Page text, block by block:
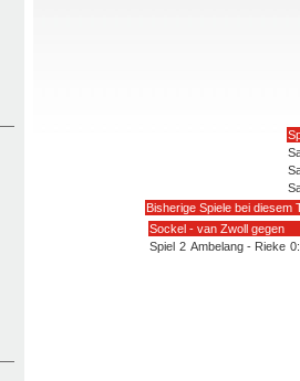
Bisherige Spiele bei diesem
Sockel - van Zwoll gegen
Spiel 2 Ambelang - Rieke